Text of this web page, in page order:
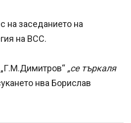
на заседанието на
на ВСС.
„Г.М.Димитров“ „се търкаля
нва Борислав